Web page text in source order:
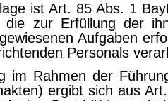
ist Art. 85 Abs. 1
die zur Er­fül­lung der
Auf­ga­ben
Per­so­nals
im Rah­men der
er­gibt sich aus